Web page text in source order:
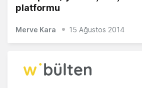
platformu
Merve Kara 15 Ağustos 2014